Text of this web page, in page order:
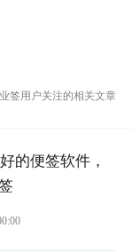
签用户关注的相关文章
的便签软件，